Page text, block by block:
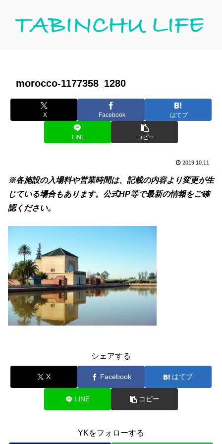
morocco-1177358_1280
X Facebook はてブ
LINE コピー
2019.10.11
※各施設の入場料や営業時間は、記載の内容より変更が生
じている場合もあります。公式HP等で最新の情報をご確
認ください。
シェアする
X Facebook はてブ
LINE コピー
YKをフォローする